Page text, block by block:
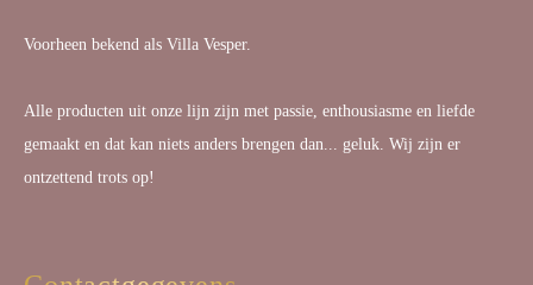
Voorheen bekend als Villa Vesper.
Alle producten uit onze lijn zijn met passie, enthousiasme en liefde
gemaakt en dat kan niets anders brengen dan... geluk. Wij zijn er
ontzettend trots op!